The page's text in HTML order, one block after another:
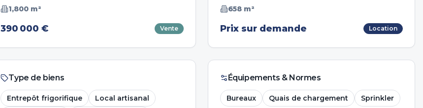
1,800 m²
390 000 € Vente
658m²
Prix sur demande Location
Type de biens
Entrepôt frigorifique Local artisanal
Équipements & Normes
Bureaux Quais de chargement Sprinkler